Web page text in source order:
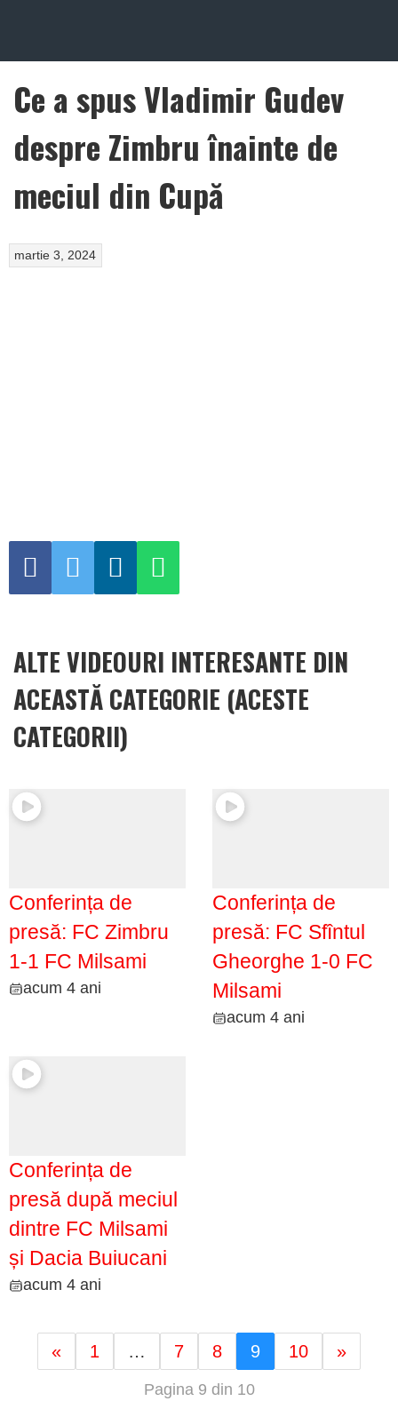
Ce a spus Vladimir Gudev
despre Zimbru înainte de
meciul din Cupă
martie 3, 2024
ALTE VIDEOURI INTERESANTE DIN
ACEASTĂ CATEGORIE (ACESTE
CATEGORII)
Conferința de
presă: FC Zimbru
1-1 FC Milsami
acum 4 ani
Conferința de
presă: FC Sfîntul
Gheorghe 1-0 FC
Milsami
acum 4 ani
Conferința de
presă după meciul
dintre FC Milsami
și Dacia Buiucani
acum 4 ani
« 1 … 7 8 9 10 »
Pagina 9 din 10